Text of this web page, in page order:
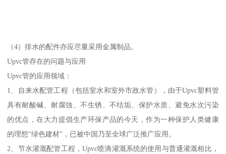
（4）排水的配件亦应尽量采用金属制品。
Upvc管存在的问题与应用
Upvc管的应用领域：
1、自来水配管工程（包括室水和室外市政水管），由于Upvc塑料管
具有耐酸碱、耐腐蚀、不生锈、不结垢、保护水质、避免水次污染
的优点，在大力提倡生产环保产品的今天，作为一种保护人类健康
的理想“绿色建材”，已被中国乃至全球广泛推广应用。
2、节水灌溉配管工程，Upvc喷滴灌溉系统的使用与普通灌溉相比，